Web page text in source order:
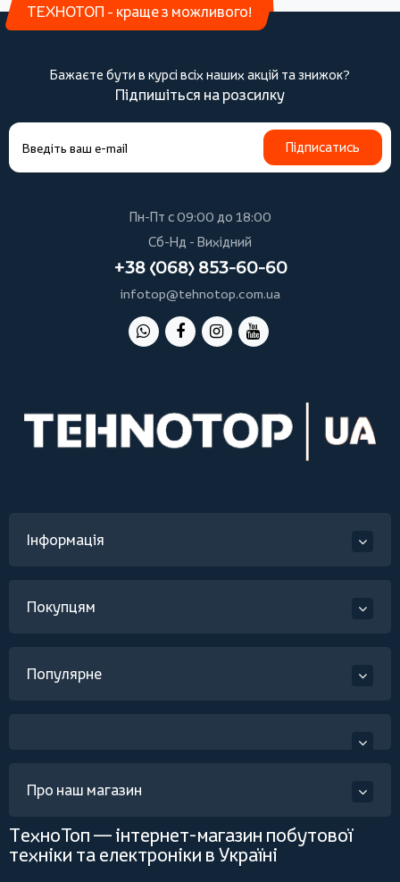
ТЕХНОТОП - краще з можливого!
Бажаєте бути в курсі всіх наших акцій та знижок?
Підпишіться на розсилку
Підписатись
Пн-Пт с 09:00 до 18:00
Сб-Нд - Вихідний
+38 (068) 853-60-60
infotop@tehnotop.com.ua
Інформація
Покупцям
Популярне
Про наш магазин
ТехноТоп — інтернет-магазин побутової
техніки та електроніки в Україні